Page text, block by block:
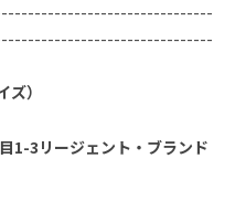
）
1-3リージェント・ブランド